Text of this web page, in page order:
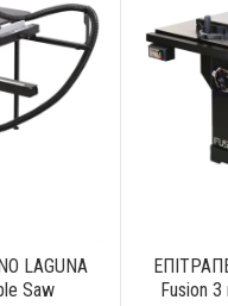
LAGUNA
Saw
Fusion